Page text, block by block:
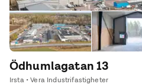
Ödhumlagatan 13
Irsta • Vera Industrifastigheter